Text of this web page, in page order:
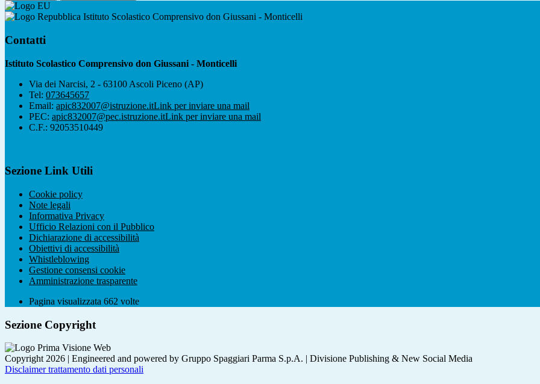
Istituto Scolastico Comprensivo don Giussani - Monticelli
Contatti
Istituto Scolastico Comprensivo don Giussani - Monticelli
Via dei Narcisi, 2 - 63100 Ascoli Piceno (AP)
Tel: 073645657
Email: apic832007@istruzione.itLink per inviare una mail
PEC: apic832007@pec.istruzione.itLink per inviare una mail
C.F.: 92053510449
Sezione Link Utili
Cookie policy
Note legali
Informativa Privacy
Ufficio Relazioni con il Pubblico
Dichiarazione di accessibilità
Obiettivi di accessibilità
Whistleblowing
Gestione consensi cookie
Amministrazione trasparente
Pagina visualizzata 662 volte
Sezione Copyright
Copyright 2026 | Engineered and powered by Gruppo Spaggiari Parma S.p.A. | Divisione Publishing & New Social Media
Disclaimer trattamento dati personali